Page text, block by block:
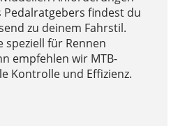
findest du
zu deinem Fahrstil.
speziell für Rennen
empfehlen wir MTB-
Kontrolle und Effizienz.